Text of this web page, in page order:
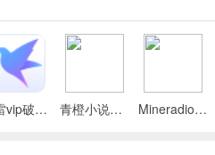
迅雷vip破解版永久会员2024版 青橙小说App Mineradio手机版